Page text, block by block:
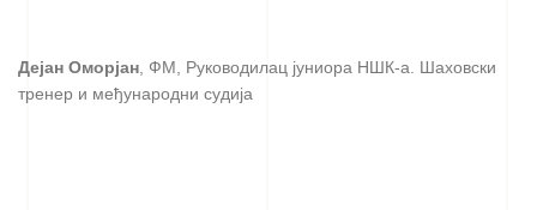
Дејан Оморјан, ФМ, Руководилац јуниора НШК-а. Шаховски
тренер и међународни судија